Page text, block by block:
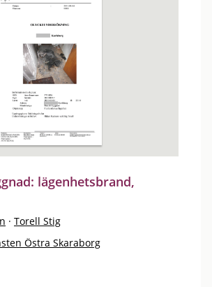
lägenhetsbrand,
· Torell Stig
Östra Skaraborg